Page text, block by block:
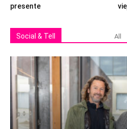
presente
Social & Tell All